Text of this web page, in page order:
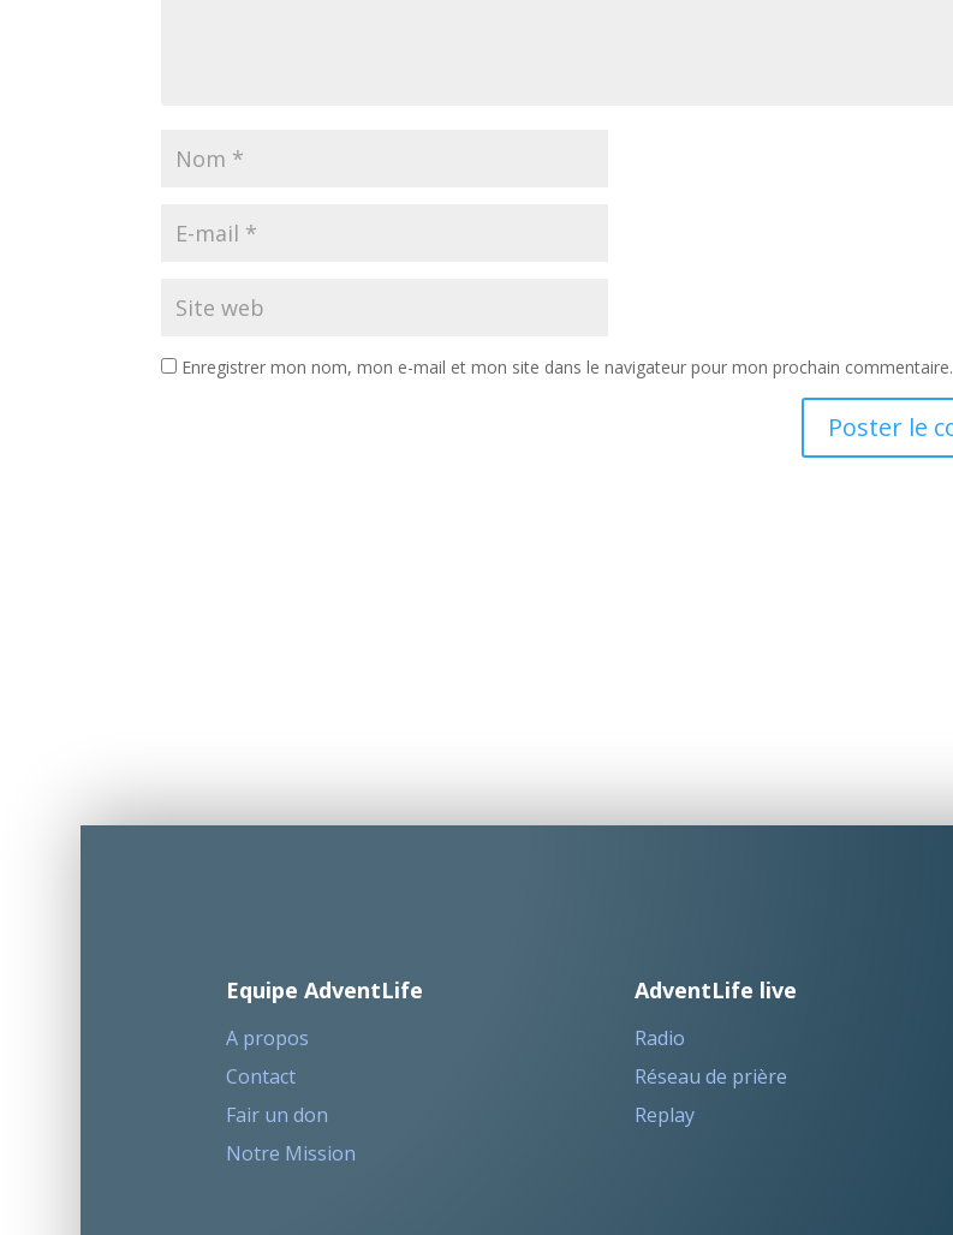
Enregistrer mon nom, mon e-mail et mon site dans le navigateur pour mon prochain commentaire.
Equipe AdventLife
A propos
Contact
Fair un don
Notre Mission
AdventLife live
Radio
Réseau de prière
Replay